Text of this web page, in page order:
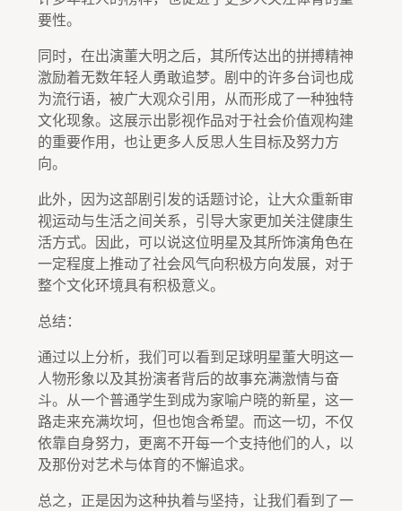
要性。
同时，在出演董大明之后，其所传达出的拼搏精神
激励着无数年轻人勇敢追梦。剧中的许多台词也成
为流行语，被广大观众引用，从而形成了一种独特
文化现象。这展示出影视作品对于社会价值观构建
的重要作用，也让更多人反思人生目标及努力方
向。
此外，因为这部剧引发的话题讨论，让大众重新审
视运动与生活之间关系，引导大家更加关注健康生
活方式。因此，可以说这位明星及其所饰演角色在
一定程度上推动了社会风气向积极方向发展，对于
整个文化环境具有积极意义。
总结：
通过以上分析，我们可以看到足球明星董大明这一
人物形象以及其扮演者背后的故事充满激情与奋
斗。从一个普通学生到成为家喻户晓的新星，这一
路走来充满坎坷，但也饱含希望。而这一切，不仅
依靠自身努力，更离不开每一个支持他们的人，以
及那份对艺术与体育的不懈追求。
总之，正是因为这种执着与坚持，让我们看到了一